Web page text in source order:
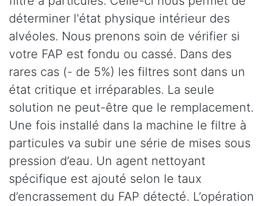
déterminer l'état physique intérieur des
alvéoles. Nous prenons soin de vérifier si
votre FAP est fondu ou cassé. Dans des
rares cas (- de 5%) les filtres sont dans un
état critique et irréparables. La seule
solution ne peut-être que le remplacement.
Une fois installé dans la machine le filtre à
particules va subir une série de mises sous
pression d’eau. Un agent nettoyant
spécifique est ajouté selon le taux
d’encrassement du FAP détecté. L’opération